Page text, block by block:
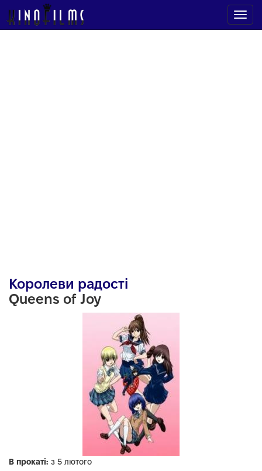
Королеви радості
Queens of Joy
В прокаті: з 5 лютого